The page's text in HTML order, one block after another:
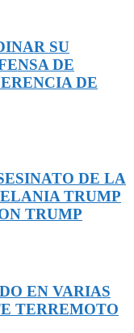
SU
DE
DE
DE LA
TRUMP
TRUMP
EN VARIAS
TERREMOTO